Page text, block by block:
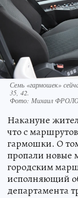
Семь «гармошек»
35, 42.
Фото: Михаил
Накануне
что с
гармошки. О
пропали
городским
исполняющий
департамента